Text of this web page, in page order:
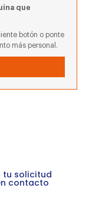
que
botón o ponte
más personal.
tu solicitud
contacto